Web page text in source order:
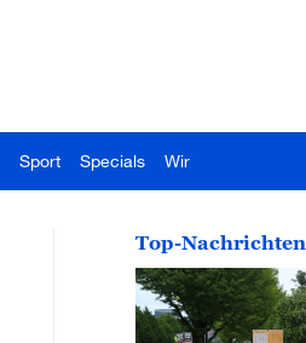
Sport Specials Wir
Top-Nachrichten